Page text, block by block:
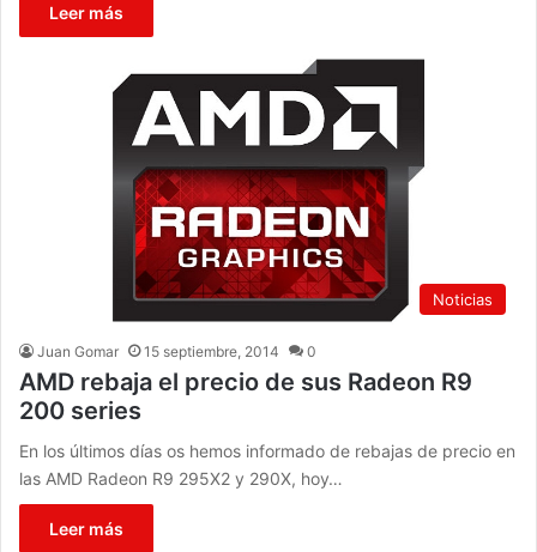
Leer más
Noticias
Juan Gomar 15 septiembre, 2014 0
AMD rebaja el precio de sus Radeon R9
200 series
En los últimos días os hemos informado de rebajas de precio en
las AMD Radeon R9 295X2 y 290X, hoy…
Leer más